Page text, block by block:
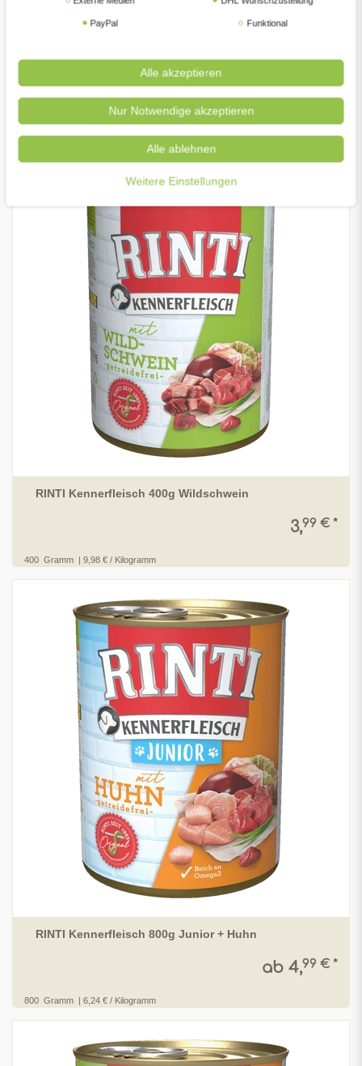
3,99 € *
RINTI Kennerfleisch 400g Wildschwein
3,99 € *
400 Gramm | 9,98 € / Kilogramm
RINTI Kennerfleisch 800g Junior + Huhn
ab 4,99 € *
800 Gramm | 6,24 € / Kilogramm
PayPal Funktional
Alle akzeptieren
Nur Notwendige akzeptieren
Alle ablehnen
Weitere Einstellungen